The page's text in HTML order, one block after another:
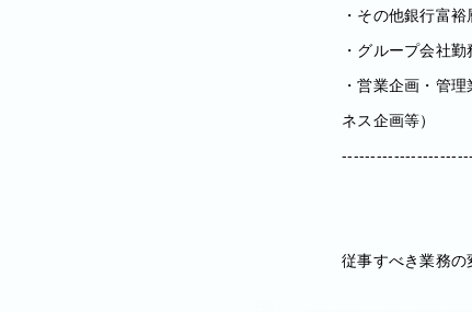
・その他銀行富
・グループ会社
・営業企画・管
ネス企画等）
従事すべき業務